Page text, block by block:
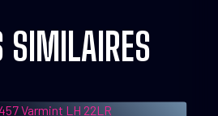
SIMILAIRES